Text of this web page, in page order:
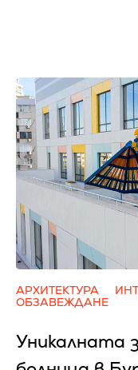
АРХИТЕКТУРА
ОБЗАВЕЖДАНЕ
Уникалната